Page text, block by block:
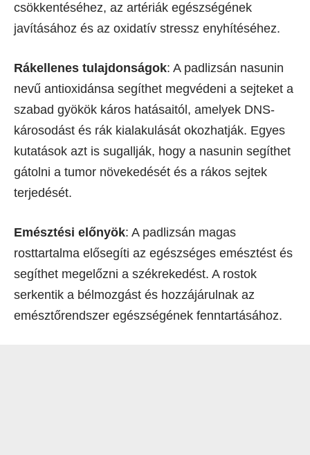
csökkentéséhez, az artériák egészségének
javításához és az oxidatív stressz enyhítéséhez.
Rákellenes tulajdonságok: A padlizsán nasunin
nevű antioxidánsa segíthet megvédeni a sejteket a
szabad gyökök káros hatásaitól, amelyek DNS-
károsodást és rák kialakulását okozhatják. Egyes
kutatások azt is sugallják, hogy a nasunin segíthet
gátolni a tumor növekedését és a rákos sejtek
terjedését.
Emésztési előnyök: A padlizsán magas
rosttartalma elősegíti az egészséges emésztést és
segíthet megelőzni a székrekedést. A rostok
serkentik a bélmozgást és hozzájárulnak az
emésztőrendszer egészségének fenntartásához.